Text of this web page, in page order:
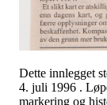
Dette innlegget
4. juli 1996 .
markering og